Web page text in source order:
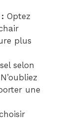
Optez
plus
selon
une